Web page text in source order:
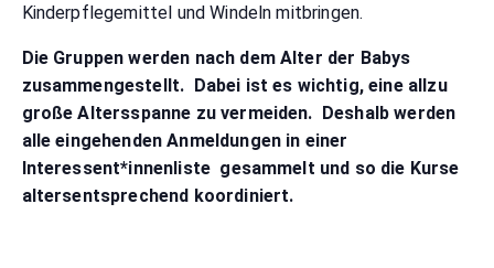
Kinderpflegemittel und Windeln mitbringen.
Die Gruppen werden nach dem Alter der Babys
zusammengestellt. Dabei ist es wichtig, eine allzu
große Altersspanne zu vermeiden. Deshalb werden
alle eingehenden Anmeldungen in einer
Interessent*innenliste gesammelt und so die Kurse
altersentsprechend koordiniert.